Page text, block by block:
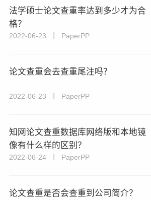
法学硕士论文查重率达到多少才为合
格？
2022-06-23 丨 PaperPP
论文查重会去查重尾注吗？
2022-06-23 丨 PaperPP
知网论文查重数据库网络版和本地镜
像有什么样的区别？
2022-06-24 丨 PaperPP
论文查重是否会查重到公司简介？